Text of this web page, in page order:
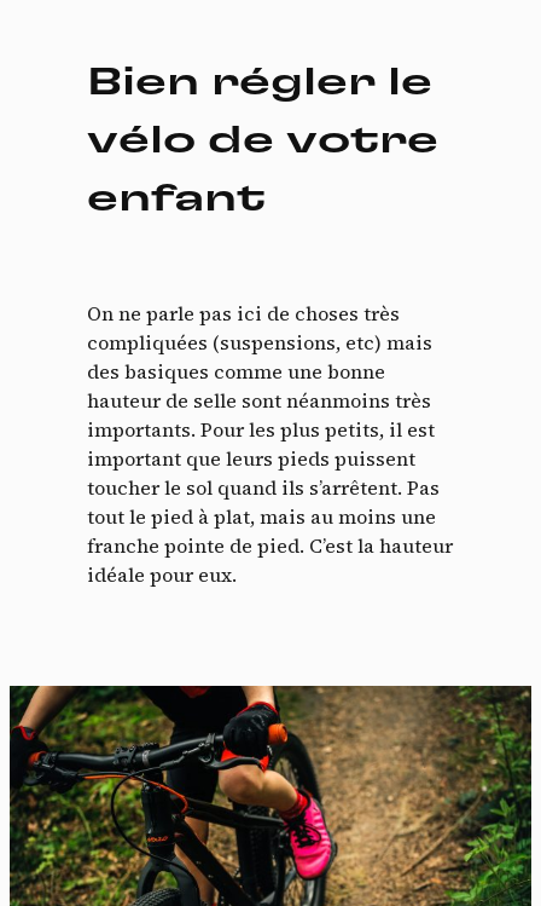
Bien régler le
vélo de votre
enfant
On ne parle pas ici de choses très
compliquées (suspensions, etc) mais
des basiques comme une bonne
hauteur de selle sont néanmoins très
importants. Pour les plus petits, il est
important que leurs pieds puissent
toucher le sol quand ils s’arrêtent. Pas
tout le pied à plat, mais au moins une
franche pointe de pied. C’est la hauteur
idéale pour eux.
cookies
En autorisant ces services tiers, vous acceptez le dépôt et la
lecture de cookies et l'utilisation de technologies de suivi
nécessaires à leur bon fonctionnement.
Politique de confidentialité